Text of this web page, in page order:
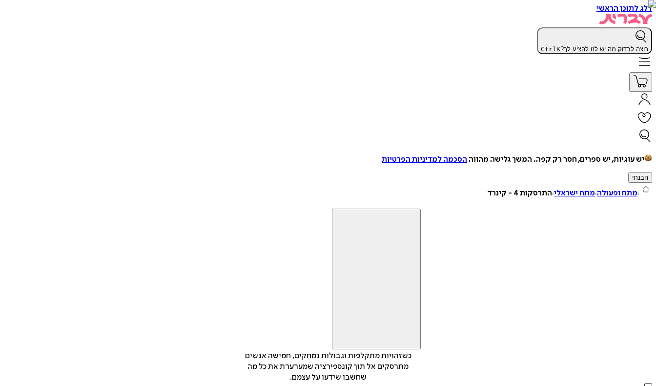
דלג לתוכן הראשי
רוצה לבדוק מה יש לנו להציע לך? CtrlK
יש עוגיות, יש ספרים, חסר רק קפה. המשך גלישה מהווה הסכמה למדיניות הפרטיות
הבנתי
מתח ופעולה מתח ישראלי התרסקות 4 - קינרד
כשזהויות מתקלפות וגבולות נמחקים, חמישה אנשים
מתרסקים אל תוך קונספירציה שמערערת את כל מה
שחשבו שידעו על עצמם.